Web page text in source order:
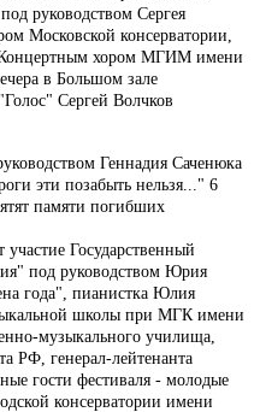
руководством Сергея
Московской консерватории,
Концертным хором МГИМ имени
в Большом зале
Сергей Волчков
Геннадия Саченюка
эти позабыть нельзя..." 6
памяти погибших
Государственный
под руководством Юрия
года", пианистка Юлия
школы при МГК имени
музыкального училища,
РФ, генерал-лейтенанта
гости фестиваля - молодые
консерватории имени